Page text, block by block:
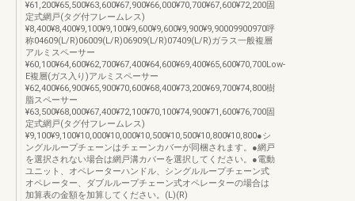
¥61,200¥65,500¥63,600¥67,900¥66,000¥70,700¥67,600¥72,200固
定式網戸(タグ付フレームレス)
¥8,400¥8,400¥9,100¥9,100¥9,600¥9,600¥9,900¥9,90009900970呼
称04609(L/R)06009(L/R)06909(L/R)07409(L/R)ガラス一般複層
アルミスペーサー
¥60,100¥64,600¥62,700¥67,400¥64,600¥69,400¥65,600¥70,700Low-
E複層(ガス入り)アルミスペーサー
¥62,400¥66,900¥65,900¥70,600¥68,400¥73,200¥69,700¥74,800樹
脂スペーサー
¥63,500¥68,000¥67,400¥72,100¥70,100¥74,900¥71,600¥76,700固
定式網戸(タグ付フレームレス)
¥9,100¥9,100¥10,000¥10,000¥10,500¥10,500¥10,800¥10,800●シ
ングルループチェーンはチェーンカバーが同梱されます。●網戸
を選択されない場合は網戸溝カバーを選択してください。●電動
ユニット、オペレーターハンドル、シングルループチェーン式
オペレーター、ダブルループチェーン式オペレーターの場合は
加算表の金額を加算してください。(L)(R)